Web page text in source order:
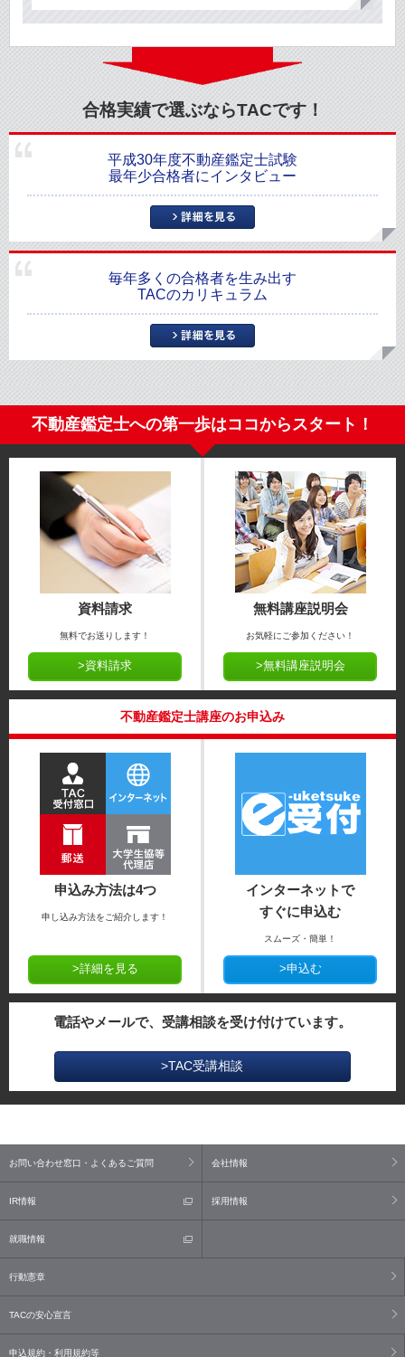
合格実績で選ぶならTACです！
平成30年度不動産鑑定士試験
最年少合格者にインタビュー
毎年多くの合格者を生み出す
TACのカリキュラム
不動産鑑定士への第一歩はココからスタート！
資料請求
無料でお送りします！
>資料請求
無料講座説明会
お気軽にご参加ください！
>無料講座説明会
不動産鑑定士講座のお申込み
申込み方法は4つ
申し込み方法をご紹介します！
>詳細を見る
インターネットで
すぐに申込む
スムーズ・簡単！
>申込む
電話やメールで、受講相談を受け付けています。
>TAC受講相談
お問い合わせ窓口・よくあるご質問 会社情報
IR情報 採用情報
就職情報
行動憲章
TACの安心宣言
申込規約・利用規約等